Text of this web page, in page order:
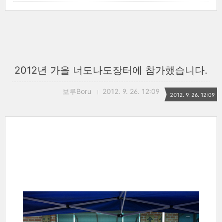
2012년 가을 너도나도장터에 참가했습니다.
보루Boru 2012. 9. 26. 12:09 2012. 9. 26. 12:09